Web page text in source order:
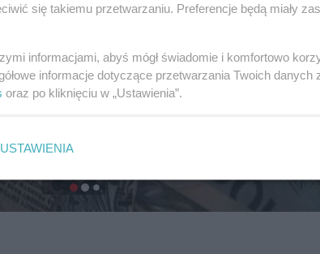
się takiemu przetwarzaniu. Preferencje będą miały
informacjami, abyś mógł świadomie i komfortowo
informacje dotyczące przetwarzania Twoich danych
oraz po kliknięciu w „Ustawienia”.
USTAWIENIA